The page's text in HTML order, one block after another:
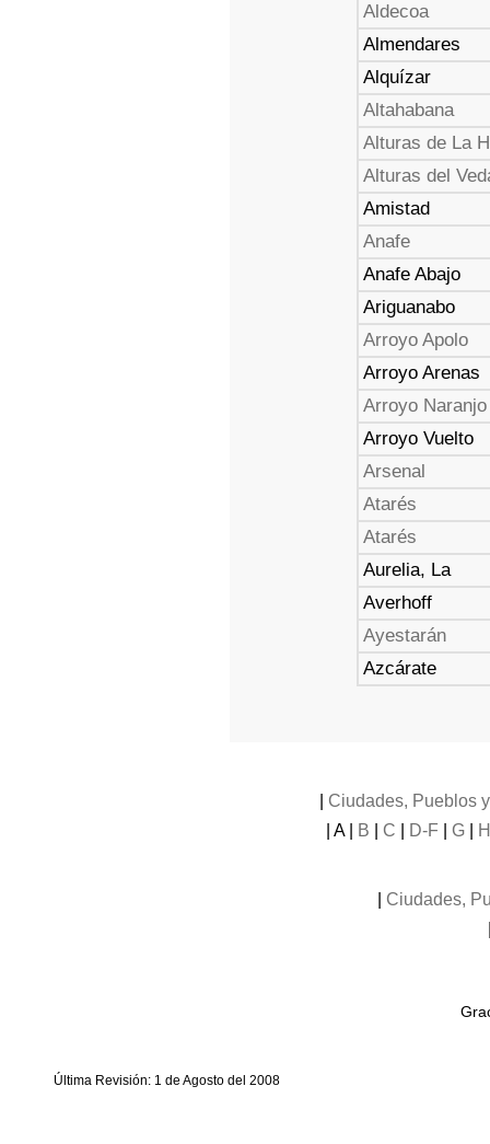
Aldecoa
Almendares
Alquízar
Altahabana
Alturas de La
Alturas del
Amistad
Anafe
Anafe Abajo
Ariguanabo
Arroyo Apolo
Arroyo Arenas
Arroyo Naranjo
Arroyo Vuelto
Arsenal
Atarés
Atarés
Aurelia, La
Averhoff
Ayestarán
Azcárate
Ciudades, Pueblos
| A |
B C D-F G
Ciudades,
Última Revisión: 1 de Agosto del 2008